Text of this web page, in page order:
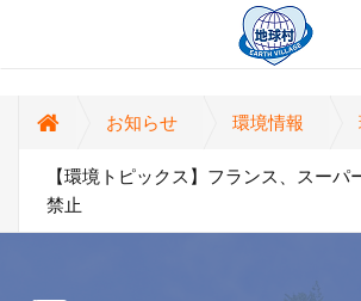
お知らせ 環境情報
【環境トピックス】フランス、スーパ
禁止